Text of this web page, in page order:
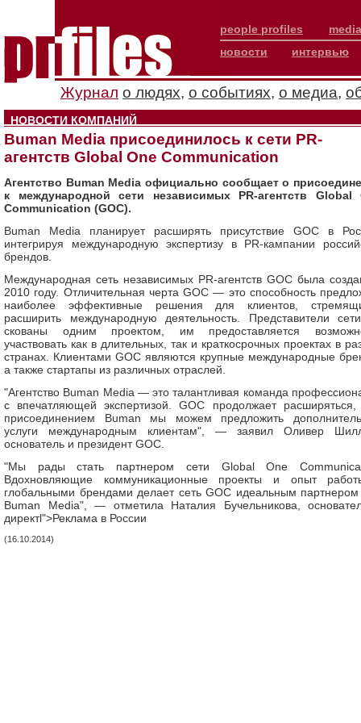
people profiles
новости
интервью
Журнал о людях, о событиях, о медиа,
НОВОСТИ КОМПАНИЙ
Buman Media присоединилось к сети PR-
агентств Global One Communication
Агентство Buman Media официально сообщает о
к международной сети независимых PR-агентств Global
Communication (GOC).
Buman Media планирует расширять присутствие GOC в
интегрируя международную экспертизу в PR-кампании
брендов.
Международная сеть независимых PR-агентств GOC была
2010 году. Отличительная черта GOC — это способность
наиболее эффективные решения для клиентов,
расширить международную деятельность. Представители
скованы одним проектом, им предоставляется
участвовать как в длительных, так и краткосрочных проектах в
странах. Клиентами GOC являются крупные международные
а также стартапы из различных отраслей.
"Агентство Buman Media — это талантливая команда
с впечатляющей экспертизой. GOC продолжает
присоединением Buman мы можем предложить
услуги международным клиентам", — заявил Оливер
основатель и президент GOC.
"Мы рады стать партнером сети Global One
Вдохновляющие коммуникационные проекты и опыт
глобальными брендами делает сеть GOC идеальным
Buman Media", — отметила Наталия Бучельникова,
директl">Реклама в России
(16.10.2014)